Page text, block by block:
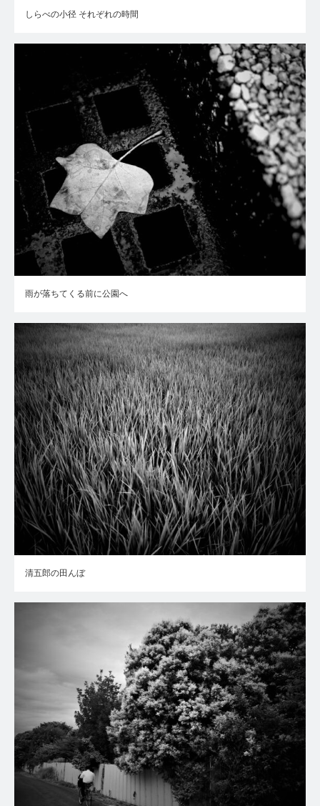
しらべの小径 それぞれの時間
雨が落ちてくる前に公園へ
清五郎の田んぼ